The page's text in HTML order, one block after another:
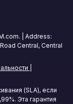
| Address:
Central, Central
(SLA), если
Эта гарантия